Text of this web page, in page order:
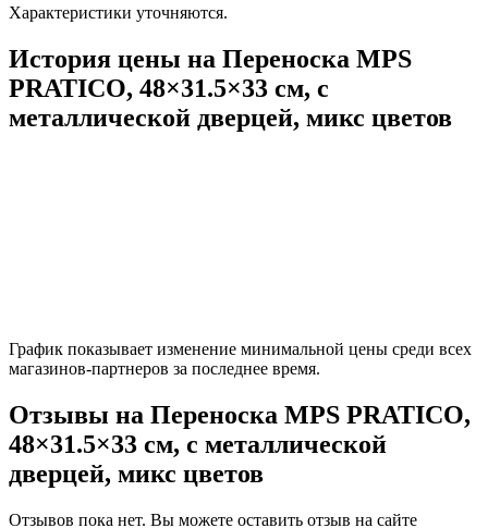
Характеристики уточняются.
История цены на Переноска MPS
PRATICO, 48×31.5×33 см, с
металлической дверцей, микс цветов
График показывает изменение минимальной цены среди всех
магазинов-партнеров за последнее время.
Отзывы на Переноска MPS PRATICO,
48×31.5×33 см, с металлической
дверцей, микс цветов
Отзывов пока нет. Вы можете оставить отзыв на сайте